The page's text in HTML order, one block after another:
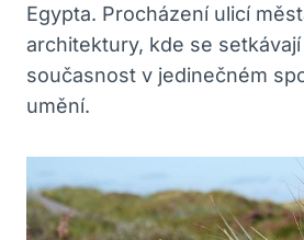
Egypta. Procházení ulicí
architektury, kde se
současnost v jedinečném
umění.